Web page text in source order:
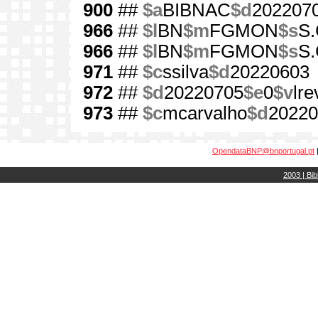
900 ## $aBIBNAC$d
966 ## $l BN$mFGMON$s
966 ## $l BN$mFGMON$s
971 ## $cssilva$d 20220603
972 ## $d 20220705$e0$v
973 ## $cmcarvalho$d
OpendataBNP@bnportugal.pt
2003 |